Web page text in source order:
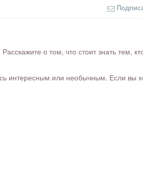
о том, что стоит знать тем,
интересным или необычным. Если вы